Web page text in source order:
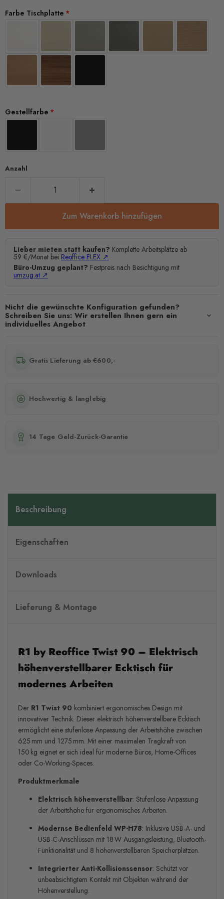
Farbe Tischplatte
Gestellfarbe
Anzahl
Zum Warenkorb hinzufügen
Lieber mieten statt kaufen? Komplette Arbeitsplätze ab
59 €/Monat bei Reoffice FLEX ↗
Büro-Umzug geplant? Festpreis nach Besichtigung mit
umzug.at ↗
Nicht die gewünschte Konfiguration gefunden?
Schreiben Sie uns: Wir erstellen Ihnen gern ein
individuelles Angebot
Gratis Lieferung ab €600,-
Hochwertig & langlebig
14 Tage Geld-Zurück-Garantie
Beschreibung
Eigenschaften
Downloads
Lieferung & Montage
R1 by Reoffice Twist 90 – Elektrisch
höhenverstellbarer Ecktisch für
modernes Arbeiten
Der R1 Twist 90 kombiniert ergonomisches Design mit
innovativer Technik. Dieser elektrisch höhenverstellbare Ecktisch
ermöglicht eine stufenlose Anpassung der Arbeitshöhe zwischen
625 mm und 1275 mm. Mit einer maximalen Tragkraft von
150 kg eignet er sich ideal für moderne Büros, Home-Offices
oder Co-Working-Spaces.
Produktmerkmale
Elektrisch höhenverstellbar: Stufenlose Anpassung
der Arbeitshöhe für ergonomisches Arbeiten.
Modernse Bedienfeld WP-H78: Inklusive USB-A- und
USB-C-Anschlüssen mit 18 W Ausgangsleistung, Bluetooth-
Funktionalität und 8 höhenverstellbaren Speicherplätzen.
Integrierter Anti-Kollisionssensor: Schützt vor
unbeabsichtigtem Kontakt mit Objekten während der
Höhenverstellung.